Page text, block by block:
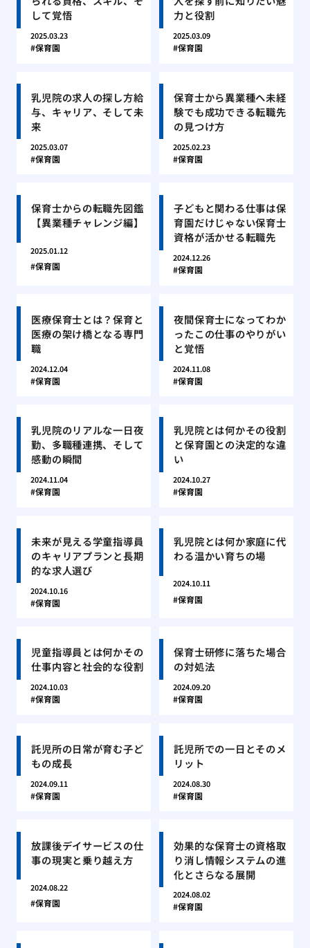
して覚悟
2025.03.23
保育園
力と役割
2025.03.09
保育園
乳児院の求人の探し方給
与、キャリア、そして未
来
2025.03.07
保育園
保育士から異業種へ未経
験でも成功できる転職先
の見つけ方
2025.02.23
保育園
保育士からの転職先図鑑
【異業種チャレンジ編】
2025.01.12
保育園
子どもと関わる仕事は保
育園だけじゃない保育士
資格が活かせる転職先
2024.12.26
保育園
医療保育士とは？保育と
医療の架け橋となる専門
職
2024.12.04
保育園
夜間保育士になってわか
ったこの仕事のやりがい
と覚悟
2024.11.08
保育園
乳児院のリアルな一日夜
勤、多職種連携、そして
感動の瞬間
2024.11.04
保育園
乳児院とは何かその役割
と保育園との決定的な違
い
2024.10.27
保育園
未来が見える学童指導員
のキャリアプランと長期
的な求人選び
2024.10.16
保育園
乳児院とは何か家庭に代
わる温かい育ちの場
2024.10.11
保育園
児童指導員とは何かその
仕事内容と社会的な役割
2024.10.03
保育園
保育士研修に落ちた場合
の対処法
2024.09.20
保育園
託児所の日常が育む子ど
もの成長
2024.09.11
保育園
託児所での一日とそのメ
リット
2024.08.30
保育園
放課後デイサービスの仕
事の現実と乗り越え方
2024.08.22
保育園
効果的な保育士の資格取
り消し情報システムの進
化とさらなる展開
2024.08.02
保育園